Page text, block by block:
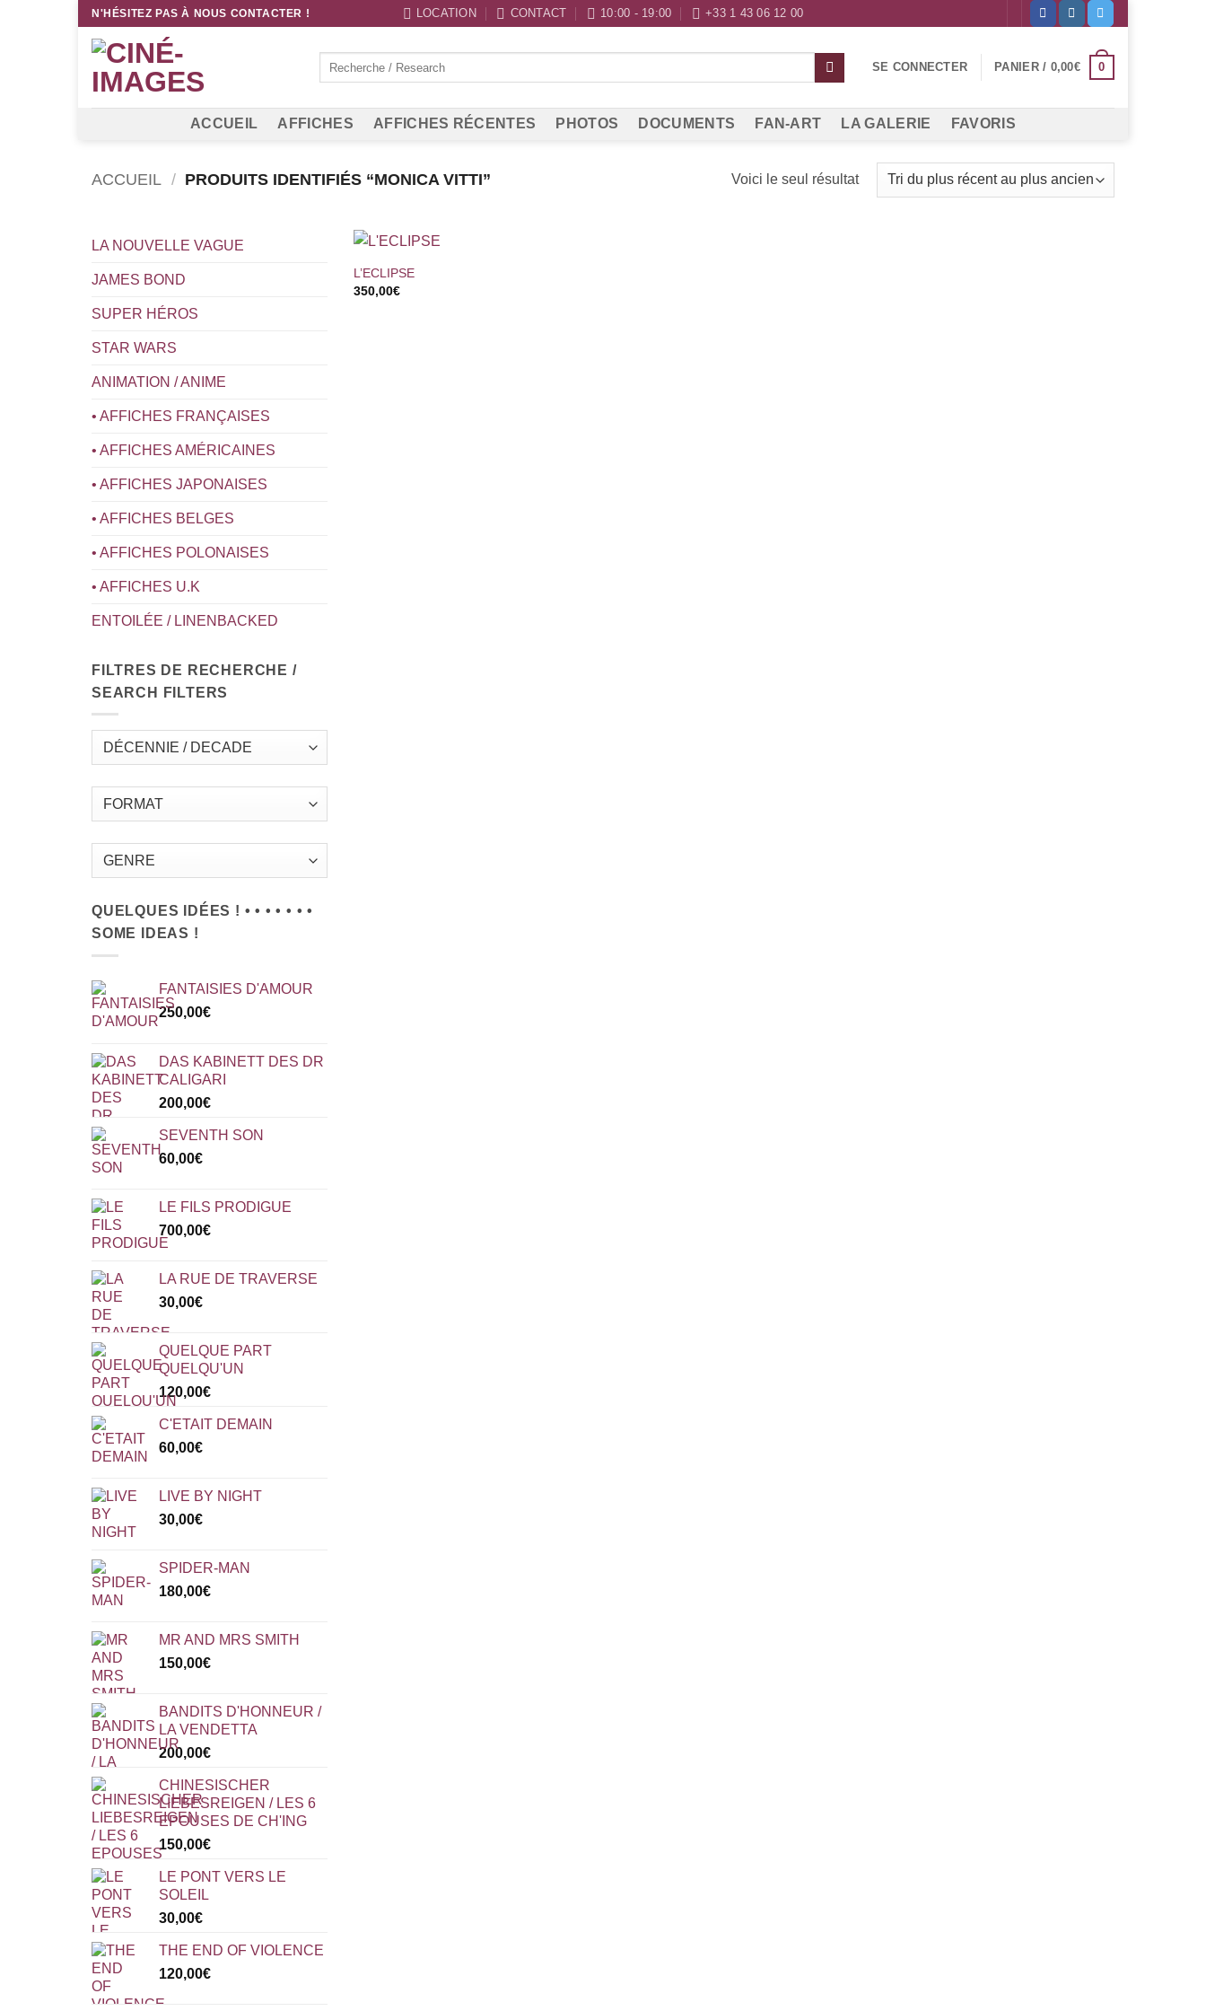
Passer
contenu
N'HÉSITEZ PAS À NOUS CONTACTER ! LOCATION CONTACT 10:00 - 19:00 +33 1 43 06 12 00
SE CONNECTER PANIER / 0,00€ 0
ACCUEIL AFFICHES AFFICHES RÉCENTES PHOTOS DOCUMENTS FAN-ART LA GALERIE FAVORIS
ACCUEIL / PRODUITS IDENTIFIÉS “MONICA VITTI” Voici le seul résultat
LA NOUVELLE VAGUE
JAMES BOND
SUPER HÉROS
STAR WARS
ANIMATION / ANIME
• AFFICHES FRANÇAISES
• AFFICHES AMÉRICAINES
• AFFICHES JAPONAISES
• AFFICHES BELGES
• AFFICHES POLONAISES
• AFFICHES U.K
ENTOILÉE / LINENBACKED
FILTRES DE RECHERCHE /
SEARCH FILTERS
QUELQUES IDÉES ! • • • • • • •
SOME IDEAS !
FANTAISIES D'AMOUR
250,00€
DAS KABINETT DES DR
CALIGARI
200,00€
SEVENTH SON
60,00€
LE FILS PRODIGUE
700,00€
LA RUE DE TRAVERSE
30,00€
QUELQUE PART
QUELQU'UN
120,00€
C'ETAIT DEMAIN
60,00€
LIVE BY NIGHT
30,00€
SPIDER-MAN
180,00€
MR AND MRS SMITH
150,00€
BANDITS D'HONNEUR /
LA VENDETTA
200,00€
CHINESISCHER
LIEBESREIGEN / LES 6
EPOUSES DE CH'ING
150,00€
LE PONT VERS LE
SOLEIL
30,00€
THE END OF VIOLENCE
120,00€
+
L’ECLIPSE
350,00€